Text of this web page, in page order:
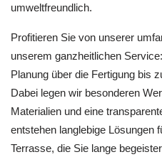
umweltfreundlich.
Profitieren Sie von unserer
unserem ganzheitlichen
Planung über die Fertigung bis
Dabei legen wir besonderen
Materialien und eine
entstehen langlebige Lösungen
Terrasse, die Sie lange